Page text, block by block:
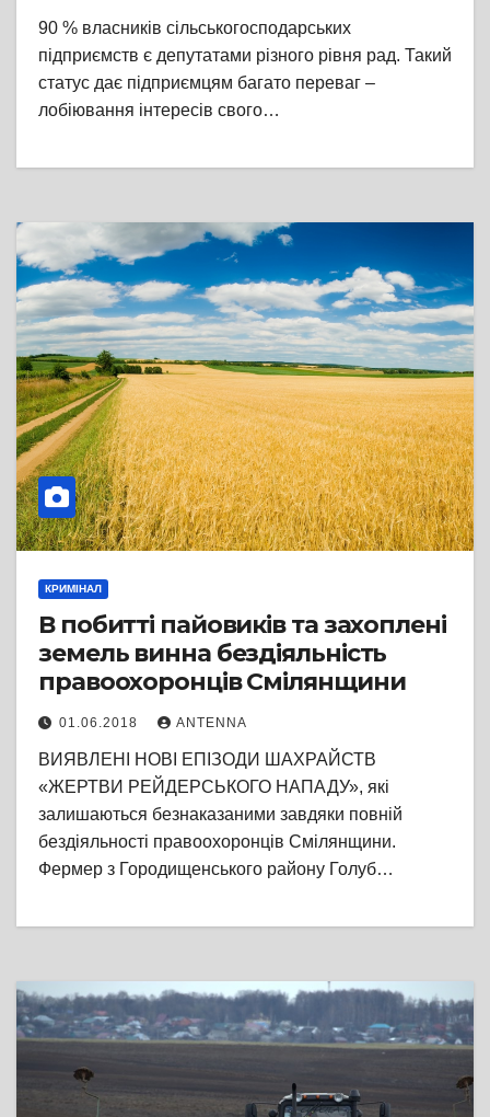
90 % власників сільськогосподарських
підприємств є депутатами різного рівня рад. Такий
статус дає підприємцям багато переваг –
лобіювання інтересів свого…
КРИМІНАЛ
В побитті пайовиків та захоплені
земель винна бездіяльність
правоохоронців Смілянщини
01.06.2018 ANTENNA
ВИЯВЛЕНІ НОВІ ЕПІЗОДИ ШАХРАЙСТВ
«ЖЕРТВИ РЕЙДЕРСЬКОГО НАПАДУ», які
залишаються безнаказаними завдяки повній
бездіяльності правоохоронців Смілянщини.
Фермер з Городищенського району Голуб…